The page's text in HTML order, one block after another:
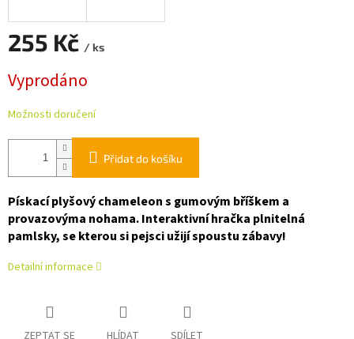
255 Kč / ks
cena:
Vyprodáno
Možnosti doručení
Přidat do košíku
Pískací plyšový chameleon s gumovým bříškem a
provazovýma nohama. Interaktivní hračka plnitelná
pamlsky, se kterou si pejsci užijí spoustu zábavy!
Detailní informace